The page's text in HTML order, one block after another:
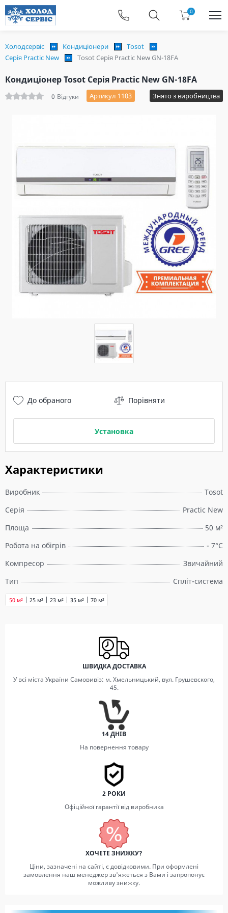
0
Холодсервіс Кондиціонери
Tosot
Серія Practic New
Tosot Серія Practic New GN-18FA
Кондиціонер Tosot Серія Practic New GN-18FA
0 Відгуки Артикул 1103 Знято з виробництва
Характеристики
Виробник
Tosot
Серія
Practic New
Площа
50 м²
Робота на обігрів
- 7°C
Компресор
Звичайний
Тип
Спліт-система
25 м² 23 м² 35 м²
50 м² 70 м²
До обраного Порівняти
Установка
ШВИДКА ДОСТАВКА
У всі міста України Самовивіз: м. Хмельницький, вул. Грушевского,
45.
14 ДНІВ
На повернення товару
2 РОКИ
Офіційної гарантії від виробника
ХОЧЕТЕ ЗНИЖКУ?
Ціни, зазначені на сайті, є довідковими. При оформлені
замовлення наш менеджер зв'яжеться з Вами і запропонує
можливу знижку.